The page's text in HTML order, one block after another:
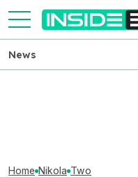
News
Home Nikola Two